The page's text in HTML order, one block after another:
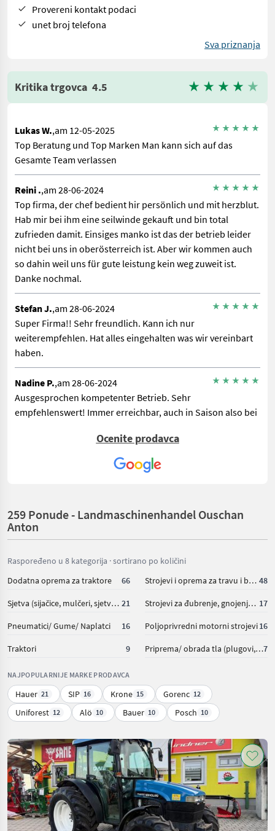
Provereni kontakt podaci
unet broj telefona
Sva priznanja
Kritika trgovca 4.5
Lukas W.,am 12-05-2025
Top Beratung und Top Marken Man kann sich auf das
Gesamte Team verlassen
Reini .,am 28-06-2024
Top firma, der chef bedient hir persönlich und mit herzblut.
Hab mir bei ihm eine seilwinde gekauft und bin total
zufrieden damit. Einsiges manko ist das der betrieb leider
nicht bei uns in oberösterreich ist. Aber wir kommen auch
so dahin weil uns für gute leistung kein weg zuweit ist.
Danke nochmal.
Stefan J.,am 28-06-2024
Super Firma!! Sehr freundlich. Kann ich nur
weiterempfehlen. Hat alles eingehalten was wir vereinbart
haben.
Nadine P.,am 28-06-2024
Ausgesprochen kompetenter Betrieb. Sehr
empfehlenswert! Immer erreichbar, auch in Saison also bei
behoben werden muss, ist stets eine Lösung möglich.
Personal aufmerksam, interessiert und lösungsorient.
Termine werden eingehalten und die Beratung vom Chef ist
Hintergrund und Erfahrung. Tip Top Empfehlenswert
Top Betrieb, sehr große Auswahl und viele Maschinen
lagernd und verfügbar. Kaufabwicklungen problemlos und
Altgeräten immer zu sehr fairen Preisen! Kann ich nur
Ocenite prodavca
259 Ponude - Landmaschinenhandel Ouschan
Anton
Raspoređeno u 8 kategorija · sortirano po količini
Dodatna oprema za traktore
66 Strojevi i oprema za travu i baliranje 48
Sjetva (sijačice, mulčeri, sjetvospremači i dr) 21 Strojevi za đubrenje, gnojenje i navodnjavanje 17
Pneumatici/ Gume/ Naplatci 16 Poljoprivredni motorni strojevi16
Traktori 9 Priprema/ obrada tla (plugovi, kultivatori, tanjurače i dr.)7
NAJPOPULARNIJE MARKE PRODAVCA
Hauer 21 SIP 16 Krone 15 Gorenc 12
Uniforest 12 Alö 10 Bauer 10 Posch 10